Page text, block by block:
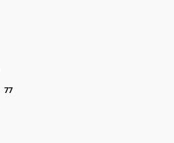
77